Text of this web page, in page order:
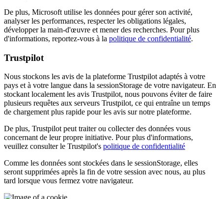
De plus, Microsoft utilise les données pour gérer son activité,
analyser les performances, respecter les obligations légales,
développer la main-d'œuvre et mener des recherches. Pour plus
d'informations, reportez-vous à la politique de confidentialité.
Trustpilot
Nous stockons les avis de la plateforme Trustpilot adaptés à votre
pays et à votre langue dans la sessionStorage de votre navigateur. En
stockant localement les avis Trustpilot, nous pouvons éviter de faire
plusieurs requêtes aux serveurs Trustpilot, ce qui entraîne un temps
de chargement plus rapide pour les avis sur notre plateforme.
De plus, Trustpilot peut traiter ou collecter des données vous
concernant de leur propre initiative. Pour plus d'informations,
veuillez consulter le Trustpilot's politique de confidentialité
Comme les données sont stockées dans le sessionStorage, elles
seront supprimées après la fin de votre session avec nous, au plus
tard lorsque vous fermez votre navigateur.